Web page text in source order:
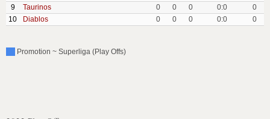
9
Taurinos 0 0 0 0:0
0
10
Diablos 0 0 0 0:0 0
Promotion ~ Superliga (Play Offs)